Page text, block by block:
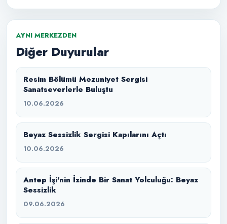
AYNI MERKEZDEN
Diğer Duyurular
Resim Bölümü Mezuniyet Sergisi
Sanatseverlerle Buluştu
10.06.2026
Beyaz Sessizlik Sergisi Kapılarını Açtı
10.06.2026
Antep İşi'nin İzinde Bir Sanat Yolculuğu: Beyaz
Sessizlik
09.06.2026